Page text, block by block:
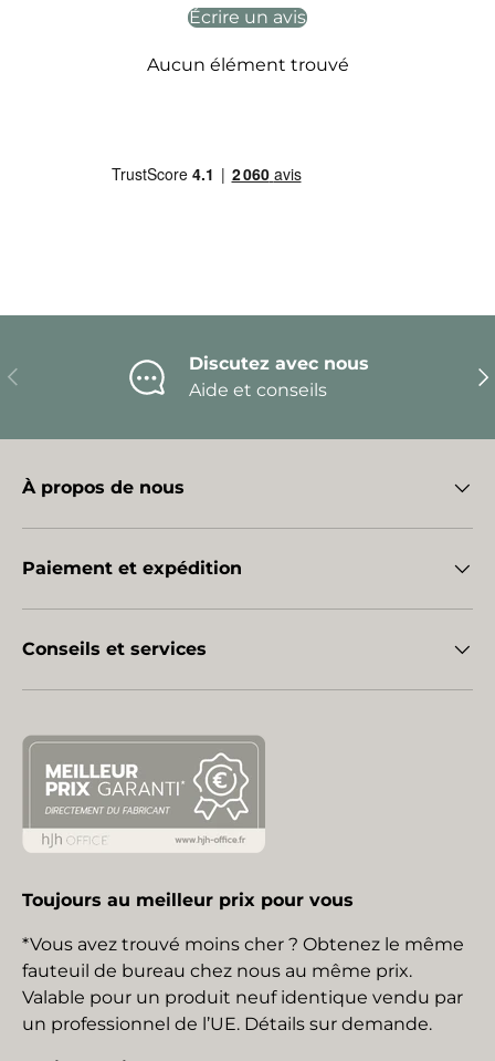
Écrire un avis
Aucun élément trouvé
Précédent
Discutez avec nous
Aide et conseils
À propos de nous
Paiement et expédition
Conseils et services
Toujours au meilleur prix pour vous
*Vous avez trouvé moins cher ? Obtenez le même
fauteuil de bureau chez nous au même prix.
Valable pour un produit neuf identique vendu par
un professionnel de l’UE. Détails sur demande.